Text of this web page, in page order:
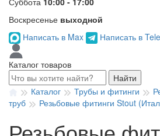
Воскресенье выходной
Написать в Max
Написать в
Каталог товаров
Найти
Каталог
Трубы и фитинги
труб
Резьбовые фитинги Stout